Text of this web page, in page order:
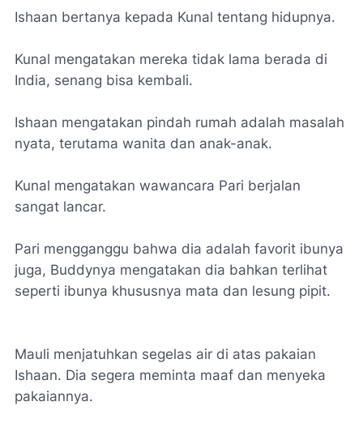
Ishaan bertanya kepada Kunal tentang hidupnya.
Kunal mengatakan mereka tidak lama berada di
India, senang bisa kembali.
Ishaan mengatakan pindah rumah adalah masalah
nyata, terutama wanita dan anak-anak.
Kunal mengatakan wawancara Pari berjalan
sangat lancar.
Pari mengganggu bahwa dia adalah favorit ibunya
juga, Buddynya mengatakan dia bahkan terlihat
seperti ibunya khususnya mata dan lesung pipit.
Mauli menjatuhkan segelas air di atas pakaian
Ishaan. Dia segera meminta maaf dan menyeka
pakaiannya.